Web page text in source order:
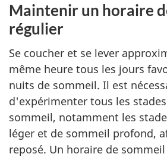
Maintenir un horaire
régulier
Se coucher et se lever
même heure tous les jours
nuits de sommeil. Il est
d'expérimenter tous les
sommeil, notamment les
léger et de sommeil profond,
reposé. Un horaire de